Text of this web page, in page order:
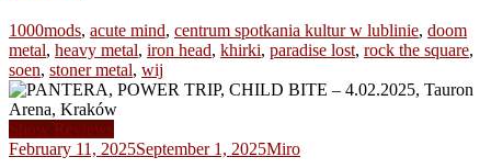
1000mods, acute mind, centrum spotkania kultur w lublinie, doom
metal, heavy metal, iron head, khirki, paradise lost, rock the square,
soen, stoner metal, wij
Show Reviews
February 11, 2025September 1, 2025Miro